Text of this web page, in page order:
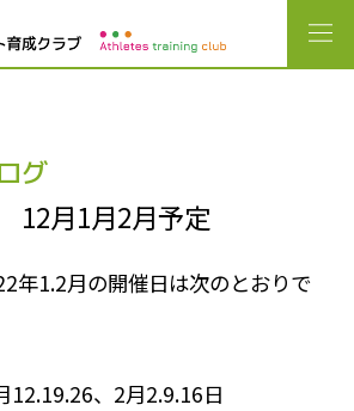
グ
12月1月2月予定
年1.2月の開催日は次のとおりで
12.19.26、2月2.9.16日